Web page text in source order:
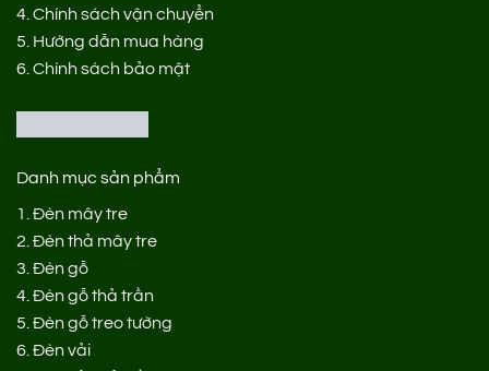
4. Chính sách vận chuyển
5. Hướng dẫn mua hàng
6. Chính sách bảo mật
Danh mục sản phẩm
1. Đèn mây tre
2. Đèn thả mây tre
3. Đèn gỗ
4. Đèn gỗ thả trần
5. Đèn gỗ treo tường
6. Đèn vải